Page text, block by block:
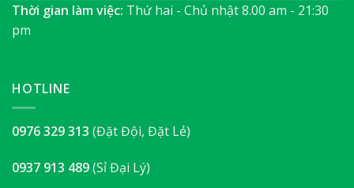
Thời gian làm việc: Thứ hai - Chủ nhật 8.00 am - 21:30
pm
HOTLINE
0976 329 313 (Đặt Đội, Đặt Lẻ)
0937 913 489(Sỉ Đại Lý)